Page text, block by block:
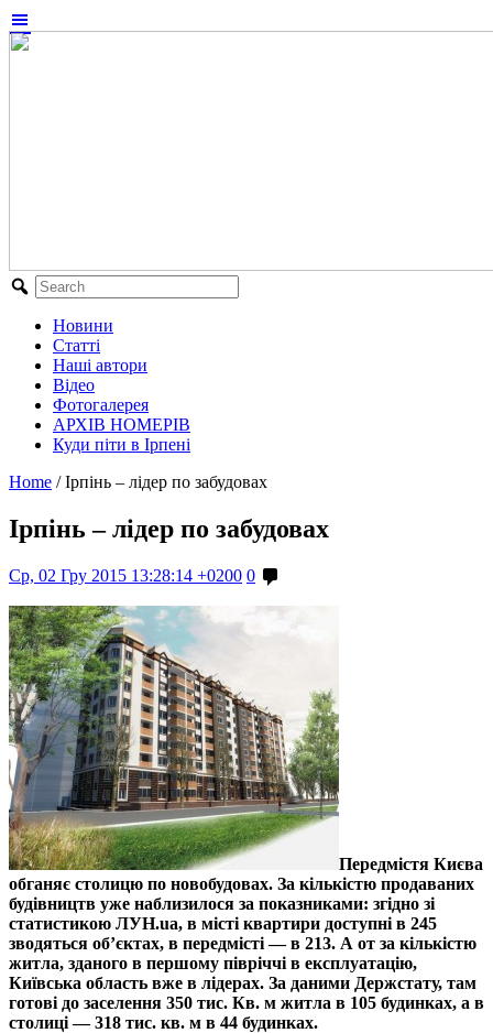
Новини
Статті
Наші автори
Відео
Фотогалерея
АРХІВ НОМЕРІВ
Куди піти в Ірпені
Home / Ірпінь – лідер по забудовах
Ірпінь – лідер по забудовах
Ср, 02 Гру 2015 13:28:14 +0200 0
Передмістя Києва
обганяє столицю по новобудовах. За кількістю продаваних
будівництв уже наблизилося за показниками: згідно зі
статистикою ЛУН.ua, в місті квартири доступні в 245
зводяться об’єктах, в передмісті — в 213. А от за кількістю
житла, зданого в першому півріччі в експлуатацію,
Київська область вже в лідерах. За даними Держстату, там
готові до заселення 350 тис. Кв. м житла в 105 будинках, а в
столиці — 318 тис. кв. м в 44 будинках.